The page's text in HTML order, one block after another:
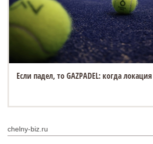
Если падел, то GAZPADEL: когда
chelny-biz.ru